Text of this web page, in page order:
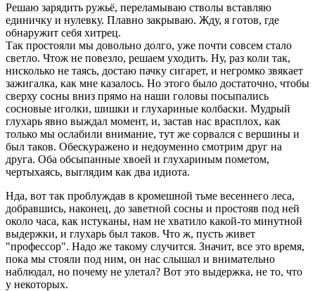
Решаю зарядить ружьё, переламываю стволы вставляю
единичку и нулевку. Плавно закрываю. Жду, я готов, где
обнаружит себя хитрец.
Так простояли мы довольно долго, уже почти совсем стало
светло. Чтож не повезло, решаем уходить. Ну, раз коли так,
нисколько не таясь, достаю пачку сигарет, и негромко звякает
зажигалка, как мне казалось. Но этого было достаточно, чтобы
сверху сосны вниз прямо на наши головы посыпались
сосновые иголки, шишки и глухариные колбаски. Мудрый
глухарь явно выждал момент, и, застав нас врасплох, как
только мы ослабили внимание, тут же сорвался с вершины и
был таков. Обескуражено и недоуменно смотрим друг на
друга. Оба обсыпанные хвоей и глухариным пометом,
чертыхаясь, выглядим как два идиота.
Нда, вот так проблуждав в кромешной тьме весеннего леса,
добравшись, наконец, до заветной сосны и простояв под ней
около часа, как истуканы, нам не хватило какой-то минутной
выдержки, и глухарь был таков. Что ж, пусть живет
"профессор". Надо же такому случится. Значит, все это время,
пока мы стояли под ним, он нас слышал и внимательно
наблюдал, но почему не улетал? Вот это выдержка, не то, что
у некоторых.